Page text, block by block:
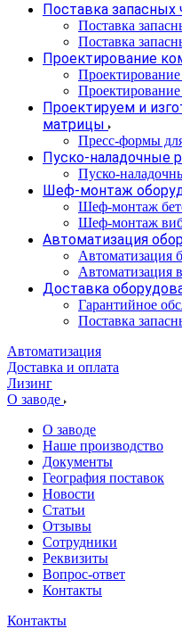
Поставка запасных
Поставка
Поставка
Проектирование
Проектируем и
матрицы
Пресс-формы
Пуско-наладочные
Пуско-
Шеф-монтаж
Шеф-монтаж
Шеф-монтаж
Автоматизация
Автоматизация
Автоматизация
Доставка
Гарантийное
Поставка
Автоматизация
Доставка и оплата
Лизинг
О заводе
О заводе
Наше производство
Документы
География поставок
Новости
Статьи
Отзывы
Сотрудники
Реквизиты
Вопрос-ответ
Контакты
Контакты